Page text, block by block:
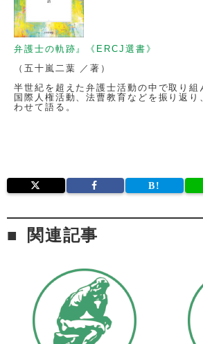
弁護士の軌跡』《ERCJ選書》
（五十嵐二葉 ／著）
半世紀を超えた弁護士活動の中で取り組
国際人権活動、法曹教育などを振り返り
わせて語る。
関連記事